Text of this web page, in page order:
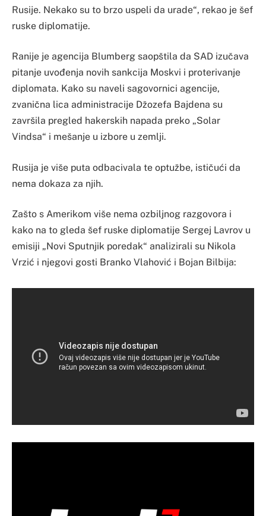
Rusije. Nekako su to brzo uspeli da urade“, rekao je šef
ruske diplomatije.
Ranije je agencija Blumberg saopštila da SAD izučava
pitanje uvođenja novih sankcija Moskvi i proterivanje
diplomata. Kako su naveli sagovornici agencije,
zvanična lica administracije Džozefa Bajdena su
završila pregled hakerskih napada preko „Solar
Vindsa“ i mešanje u izbore u zemlji.
Rusija je više puta odbacivala te optužbe, ističući da
nema dokaza za njih.
Zašto s Amerikom više nema ozbiljnog razgovora i
kako na to gleda šef ruske diplomatije Sergej Lavrov u
emisiji „Novi Sputnjik poredak“ analizirali su Nikola
Vrzić i njegovi gosti Branko Vlahović i Bojan Bilbija: